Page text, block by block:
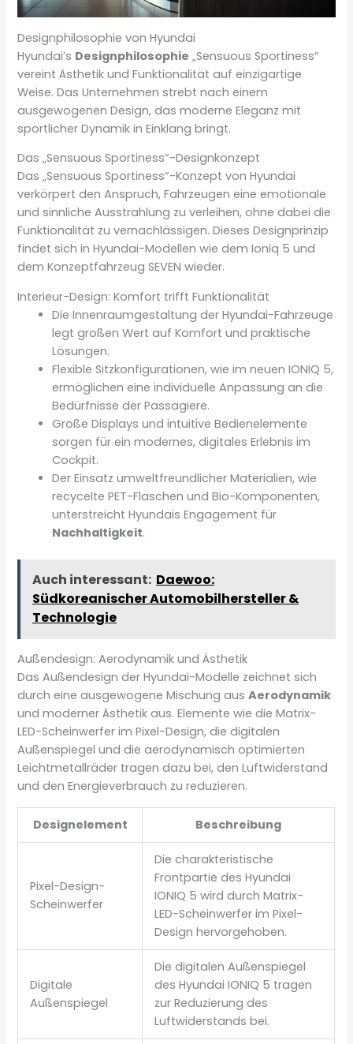
Designphilosophie von Hyundai
Hyundai’s Designphilosophie „Sensuous Sportiness“
vereint Ästhetik und Funktionalität auf einzigartige
Weise. Das Unternehmen strebt nach einem
ausgewogenen Design, das moderne Eleganz mit
sportlicher Dynamik in Einklang bringt.
Das „Sensuous Sportiness“-Designkonzept
Das „Sensuous Sportiness“-Konzept von Hyundai
verkörpert den Anspruch, Fahrzeugen eine emotionale
und sinnliche Ausstrahlung zu verleihen, ohne dabei die
Funktionalität zu vernachlässigen. Dieses Designprinzip
findet sich in Hyundai-Modellen wie dem Ioniq 5 und
dem Konzeptfahrzeug SEVEN wieder.
Interieur-Design: Komfort trifft Funktionalität
Die Innenraumgestaltung der Hyundai-Fahrzeuge
legt großen Wert auf Komfort und praktische
Lösungen.
Flexible Sitzkonfigurationen, wie im neuen IONIQ 5,
ermöglichen eine individuelle Anpassung an die
Bedürfnisse der Passagiere.
Große Displays und intuitive Bedienelemente
sorgen für ein modernes, digitales Erlebnis im
Cockpit.
Der Einsatz umweltfreundlicher Materialien, wie
recycelte PET-Flaschen und Bio-Komponenten,
unterstreicht Hyundais Engagement für
Nachhaltigkeit.
Auch interessant: Daewoo:
Südkoreanischer Automobilhersteller &
Technologie
Außendesign: Aerodynamik und Ästhetik
Das Außendesign der Hyundai-Modelle zeichnet sich
durch eine ausgewogene Mischung ausAerodynamik
und moderner Ästhetik aus. Elemente wie die Matrix-
LED-Scheinwerfer im Pixel-Design, die digitalen
Außenspiegel und die aerodynamisch optimierten
Leichtmetallräder tragen dazu bei, den Luftwiderstand
und den Energieverbrauch zu reduzieren.
Designelement Beschreibung
Pixel-Design-
Scheinwerfer
Die charakteristische
Frontpartie des Hyundai
IONIQ 5 wird durch Matrix-
LED-Scheinwerfer im Pixel-
Design hervorgehoben.
Digitale
Außenspiegel
Die digitalen Außenspiegel
des Hyundai IONIQ 5 tragen
zur Reduzierung des
Luftwiderstands bei.